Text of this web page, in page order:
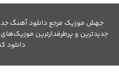
جهش موزیک مرجع دانلود آهنگ جدید
جدیدترین و پرطرفدارترین
دانلود